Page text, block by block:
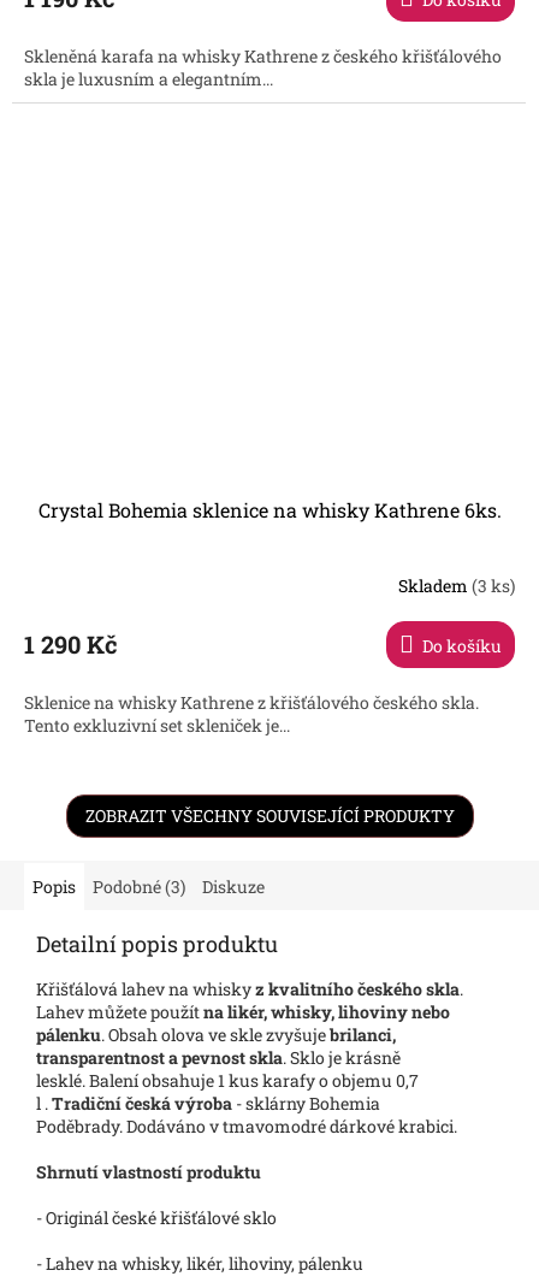
Skleněná karafa na whisky Kathrene z českého křišťálového
skla je luxusním a elegantním...
Crystal Bohemia sklenice na whisky Kathrene 6ks.
Skladem (3 ks)
1 290 Kč Do košíku
Sklenice na whisky Kathrene z křišťálového českého skla.
Tento exkluzivní set skleniček je...
ZOBRAZIT VŠECHNY SOUVISEJÍCÍ PRODUKTY
Popis Podobné (3) Diskuze
Detailní popis produktu
Křišťálová lahev na whiskyz kvalitního českého skla.
Lahev můžete použítna likér, whisky, lihoviny nebo
pálenku. Obsah olova ve skle zvyšujebrilanci,
transparentnost a pevnost skla. Sklo je krásně
lesklé.Balení obsahuje 1 kus karafy o objemu 0,7
l .Tradiční česká výroba - sklárny Bohemia
Poděbrady.Dodáváno v tmavomodré dárkové krabici.
Shrnutí vlastností produktu
- Originál české křišťálové sklo
- Lahev na whisky, likér, lihoviny, pálenku